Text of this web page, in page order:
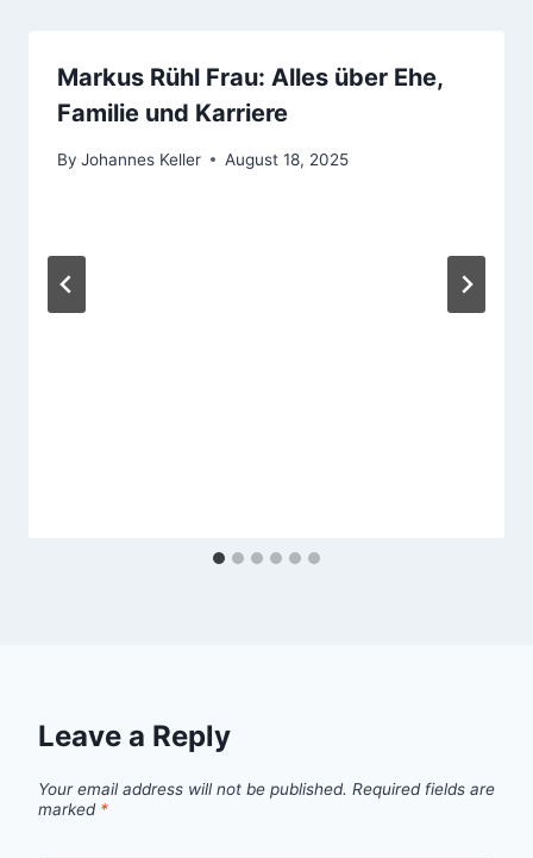
Markus Rühl Frau: Alles über Ehe,
Familie und Karriere
By Johannes Keller August 18, 2025
Leave a Reply
Your email address will not be published. Required fields are
marked *